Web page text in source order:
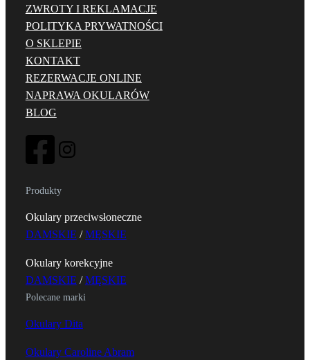
ZWROTY I REKLAMACJE
POLITYKA PRYWATNOŚCI
O SKLEPIE
KONTAKT
REZERWACJE ONLINE
NAPRAWA OKULARÓW
BLOG
Produkty
Okulary przeciwsłoneczne
DAMSKIE /MĘSKIE
Okulary korekcyjne
DAMSKIE /MĘSKIE
Polecane marki
Okulary Dita
Okulary Caroline Abram